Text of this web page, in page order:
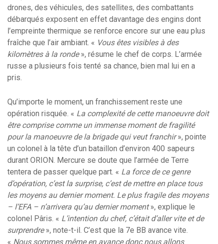
drones, des véhicules, des satellites, des combattants
débarqués exposent en effet davantage des engins dont
l’empreinte thermique se renforce encore sur une eau plus
fraîche que l’air ambiant. « Vous êtes visibles à des
kilomètres à la ronde», résume le chef de corps. L’armée
russe a plusieurs fois tenté sa chance, bien mal lui en a
pris.
Qu’importe le moment, un franchissement reste une
opération risquée. « La complexité de cette manoeuvre doit
être comprise comme un immense moment de fragilité
pour la manoeuvre de la brigade qui veut franchir», pointe
un colonel à la tête d’un bataillon d’environ 400 sapeurs
durant ORION. Mercure se doute que l’armée de Terre
tentera de passer quelque part. « La force de ce genre
d’opération, c’est la surprise, c’est de mettre en place tous
les moyens au dernier moment. Le plus fragile des moyens
– l’EFA – n’arrivera qu’au dernier moment», explique le
colonel Pâris. « L’intention du chef, c’était d’aller vite et de
surprendre», note-t-il. C’est que la 7e BB avance vite.
« Nous sommes même en avance donc nous allons